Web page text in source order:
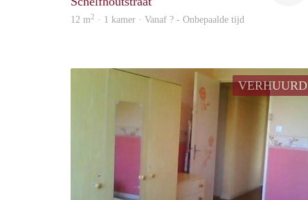
12 m2 · 1 kamer · Vanaf ? - Onbepaalde tijd
VERHUURD